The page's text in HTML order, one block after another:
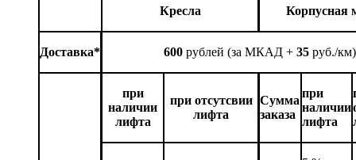
Кресла Корпусная
Доставка* 600 рублей (за МКАД + 35 руб./км)
при
наличии
лифта
при отсутсвии
лифта
Сумма
заказа
при
наличии
лифта